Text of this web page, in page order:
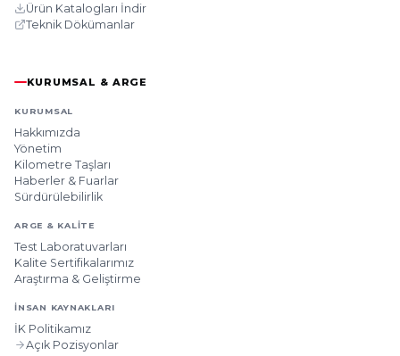
Ürün Katalogları İndir
Teknik Dökümanlar
KURUMSAL & ARGE
KURUMSAL
Hakkımızda
Yönetim
Kilometre Taşları
Haberler & Fuarlar
Sürdürülebilirlik
ARGE & KALITE
Test Laboratuvarları
Kalite Sertifikalarımız
Araştırma & Geliştirme
İNSAN KAYNAKLARI
İK Politikamız
Açık Pozisyonlar